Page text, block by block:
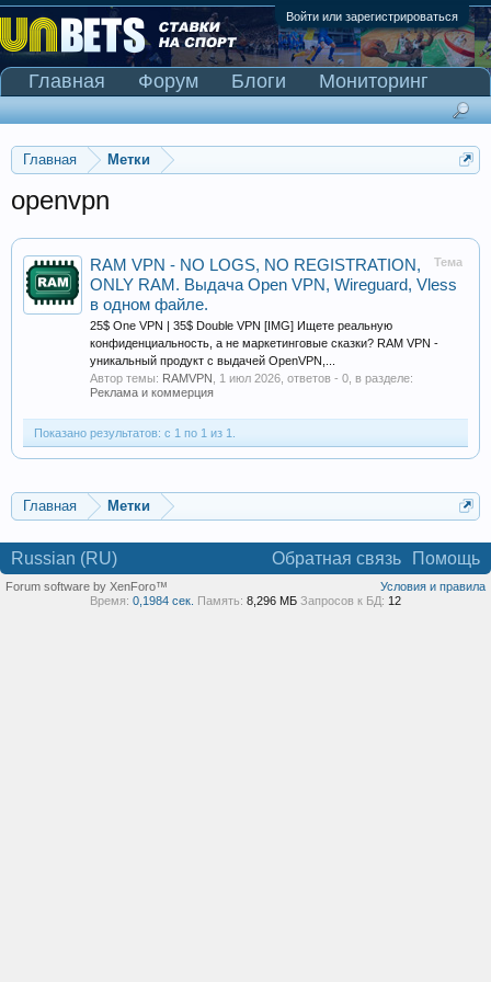
Войти или зарегистрироваться
Главная Метки
openvpn
Тема
RAM VPN - NO LOGS, NO REGISTRATION,
ONLY RAM. Выдача Open VPN, Wireguard, Vless
в одном файле.
25$ One VPN | 35$ Double VPN [IMG] Ищете реальную
конфиденциальность, а не маркетинговые сказки? RAM VPN -
уникальный продукт с выдачей OpenVPN,...
Автор темы: RAMVPN 1 июл 2026 , ответов - 0, в разделе:
Реклама и коммерция
Показано результатов: с 1 по 1 из 1.
Главная Метки
Главная Форум Блоги
Мониторинг
Сканер Pinnacle
Russian (RU) Обратная связь Помощь
Условия и правила
Forum software by XenForo™
Время: 0,1984 сек. Память: 8,296 МБ Запросов к БД: 12